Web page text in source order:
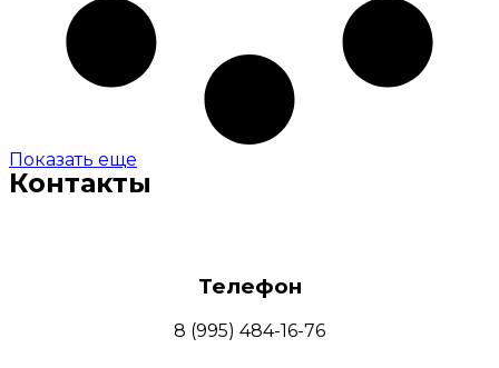
Показать еще
Контакты
Телефон
8 (995) 484-16-76